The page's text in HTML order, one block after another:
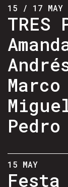
15 / 17 MAY
TRES
Pedro
15 MAY